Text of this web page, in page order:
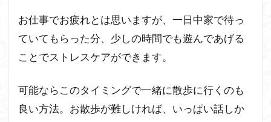
お仕事でお疲れとは思いますが、一日中家で待っ
ていてもらった分、少しの時間でも遊んであげる
ことでストレスケアができます。
可能ならこのタイミングで一緒に散歩に行くのも
良い方法。お散歩が難しければ、いっぱい話しか